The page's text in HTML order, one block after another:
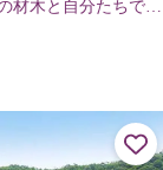
材木と自分たちで伐